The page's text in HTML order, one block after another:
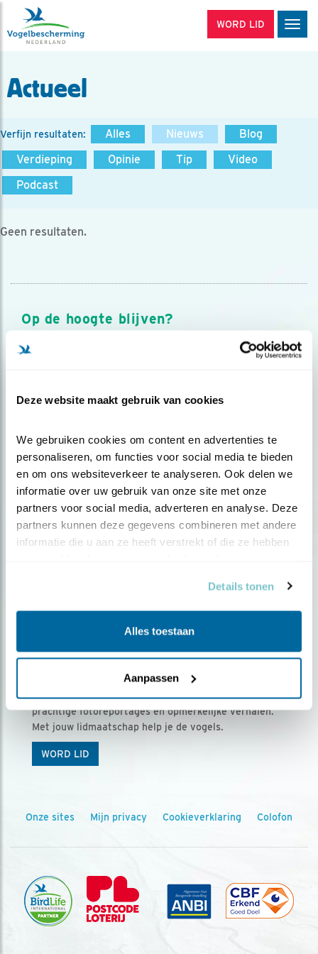
Deze website maakt gebruik van cookies
We gebruiken cookies om content en advertenties te
personaliseren, om functies voor social media te bieden
en om ons websiteverkeer te analyseren. Ook delen we
informatie over uw gebruik van onze site met onze
partners voor social media, adverteren en analyse. Deze
partners kunnen deze gegevens combineren met andere
informatie die u aan ze heeft verstrekt of die ze hebben
Details tonen
Alles toestaan
Aanpassen
WORD LID
Actueel
Verfijn resultaten: Alles Nieuws
Blog
Verdieping
Opinie Tip
Video
Podcast
Geen resultaten.
Op de hoogte blijven?
Meld je aan en ontvang nieuws, inspiratie, acties en tips
over vogels en activiteiten van Vogelbescherming.
Ontvang 5 x Vogels voor € 36,00 per jaar
Vogels is het tijdschrift voor onze leden, met
prachtige fotoreportages en opmerkelijke verhalen.
Met jouw lidmaatschap help je de vogels.
WORD LID
Onze sites Mijn privacy Cookieverklaring Colofon